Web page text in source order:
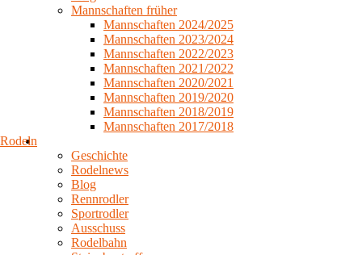
Mannschaften früher
Mannschaften 2024/2025
Mannschaften 2023/2024
Mannschaften 2022/2023
Mannschaften 2021/2022
Mannschaften 2020/2021
Mannschaften 2019/2020
Mannschaften 2018/2019
Mannschaften 2017/2018
Rodeln
Geschichte
Rodelnews
Blog
Rennrodler
Sportrodler
Ausschuss
Rodelbahn